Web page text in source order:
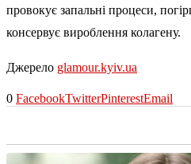
провокує запальні процеси,
консервує вироблення колагену.
Джерело glamour.kyiv.ua
0 FacebookTwitterPinterestEmail